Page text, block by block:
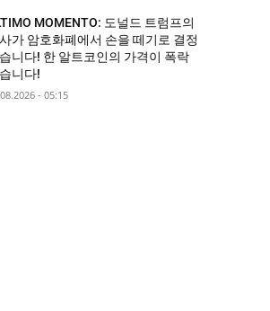
MOMENTO: 도널드 트럼프의
가 암호화폐에서 손을 떼기로 결정
니다! 한 알트코인의 가격이 폭락
니다!
- 05:15